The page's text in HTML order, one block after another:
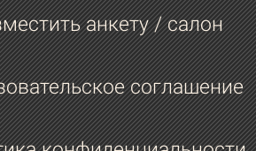
анкету / салон
соглашение